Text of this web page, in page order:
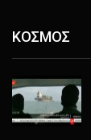
ΚΟΣΜΟΣ